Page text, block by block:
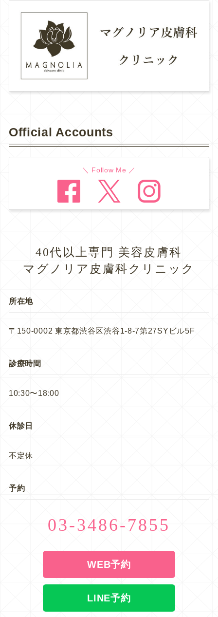
Official Accounts
＼ Follow Me ／
40代以上専門 美容皮膚科
マグノリア皮膚科クリニック
所在地
〒150-0002 東京都渋谷区渋谷1-8-7第27SYビル5F
診療時間
10:30〜18:00
休診日
不定休
予約
03-3486-7855
WEB予約
LINE予約